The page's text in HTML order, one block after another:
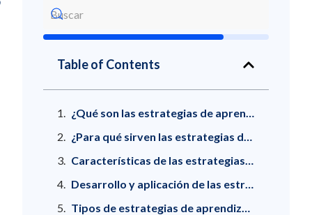
Table of Contents
¿Qué son las estrategias de aprendizaje?
¿Para qué sirven las estrategias de aprendizaje?
Características de las estrategias de aprendizaje
Desarrollo y aplicación de las estrategias de aprendizaje
Tipos de estrategias de aprendizaje